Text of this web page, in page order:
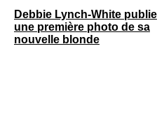
Debbie Lynch-White publie
une première photo de sa
nouvelle blonde